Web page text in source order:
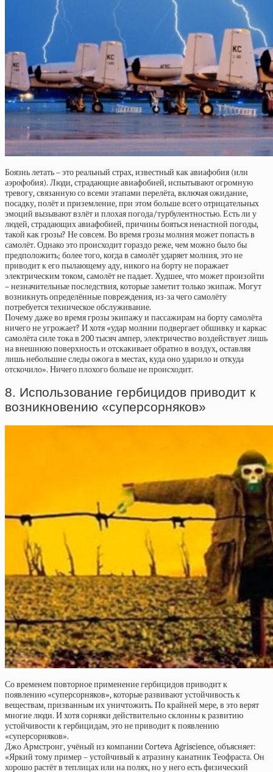
Боязнь летать – это реальный страх, известный как авиафобия (или
аэрофобия). Люди, страдающие авиафобией, испытывают огромную
тревогу, связанную со всеми этапами перелёта, включая ожидание,
посадку, полёт и приземление, при этом больше всего отрицательных
эмоций вызывают взлёт и плохая погода/турбулентностью. Есть ли у
людей, страдающих авиафобией, причины бояться ненастной погоды,
такой как грозы? Не совсем. Во время грозы молния может попасть в
самолёт. Однако это происходит гораздо реже, чем можно было бы
предположить; более того, когда в самолёт ударяет молния, это не
приводит к его пылающему аду, никого на борту не поражает
электрическим током, самолёт не падает. Худшее, что может произойти
– незначительные последствия, которые заметит только экипаж. Могут
возникнуть определённые повреждения, из-за чего самолёту
потребуется техническое обслуживание.
Почему даже во время грозы экипажу и пассажирам на борту самолёта
ничего не угрожает? И хотя «удар молнии подвергает обшивку и каркас
самолёта силе тока в 200 тысяч ампер, электричество воздействует лишь
на внешнюю поверхность и отскакивает обратно в воздух, оставляя
лишь небольшие следы ожога в местах, куда оно ударило и откуда
отскочило». Ничего плохого больше не происходит.
8. Использование гербицидов приводит к
возникновению «суперсорняков»
Со временем повторное применение гербицидов приводит к
появлению «суперсорняков», которые развивают устойчивость к
веществам, призванным их уничтожить. По крайней мере, в это верят
многие люди. И хотя сорняки действительно склонны к развитию
устойчивости к гербицидам, это не приводит к появлению
«суперсорняков».
Джо Армстронг, учёный из компании Corteva Agriscience, объясняет:
«Яркий тому пример – устойчивый к атразину канатник Теофраста. Он
хорошо растёт в теплицах или на полях, но у него есть физический